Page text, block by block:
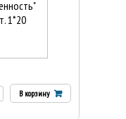
В корзину